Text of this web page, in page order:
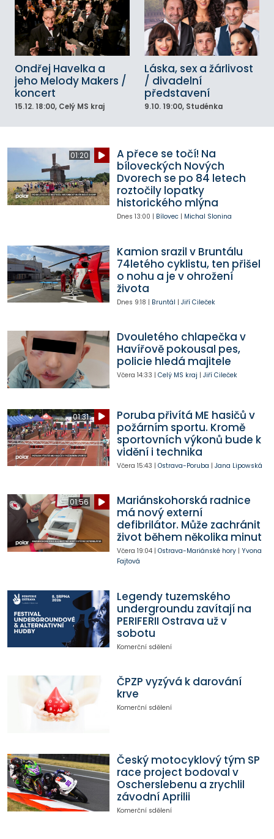
Ondřej Havelka a
jeho Melody Makers /
koncert
15.12. 18:00, Celý MS kraj
Láska, sex a žárlivost
/ divadelní
představení
9.10. 19:00, Studénka
01:20
A přece se točí! Na
bíloveckých Nových
Dvorech se po 84 letech
roztočily lopatky
historického mlýna
Dnes 13:00 | Bílovec| Michal Slonina
Kamion srazil v Bruntálu
74letého cyklistu, ten přišel
o nohu a je v ohrožení
života
Dnes 9:18 | Bruntál | Jiří Cileček
Dvouletého chlapečka v
Havířově pokousal pes,
policie hledá majitele
Včera 14:33 | Celý MS kraj | Jiří Cileček
01:31
Poruba přivítá ME hasičů v
požárním sportu. Kromě
sportovních výkonů bude k
vidění i technika
Včera 15:43 | Ostrava-Poruba | Jana Lipowská
01:56
Mariánskohorská radnice
má nový externí
defibrilátor. Může zachránit
život během několika minut
Včera 19:04| Ostrava-Mariánské hory| Yvona
Fajtová
Legendy tuzemského
undergroundu zavítají na
PERIFERII Ostrava už v
sobotu
Komerční sdělení
ČPZP vyzývá k darování
krve
Komerční sdělení
Český motocyklový tým SP
race project bodoval v
Oscherslebenu a zrychlil
závodní Aprilii
Komerční sdělení